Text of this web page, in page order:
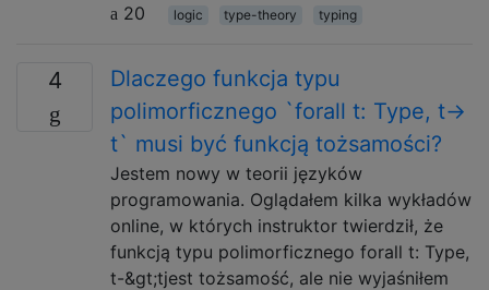
20
logic type-theory typing
4
Dlaczego funkcja typu
polimorficznego `forall t: Type, t->
t` musi być funkcją tożsamości?
Jestem nowy w teorii języków
programowania. Oglądałem kilka wykładów
online, w których instruktor twierdził, że
funkcją typu polimorficznego forall t: Type,
t-&gt;tjest tożsamość, ale nie wyjaśniłem